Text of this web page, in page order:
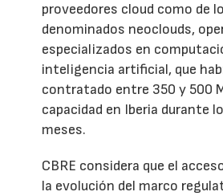
proveedores cloud como de
denominados neoclouds,
especializados en
inteligencia artificial, que
contratado entre 350 y 500
capacidad en Iberia durante
meses.
CBRE considera que el
la evolución del marco